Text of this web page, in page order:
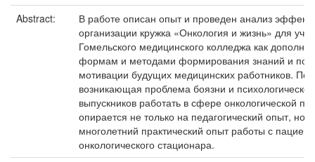
Abstract:
В работе описан опыт и проведен анализ
организации кружка «Онкология и жизнь» для
Гомельского медицинского колледжа как
формам и методами формирования знаний и
мотивации будущих медицинских работников.
возникающая проблема боязни и
выпускников работать в сфере онкологической
опирается не только на педагогический опыт, но
многолетний практический опыт работы с
онкологического стационара.